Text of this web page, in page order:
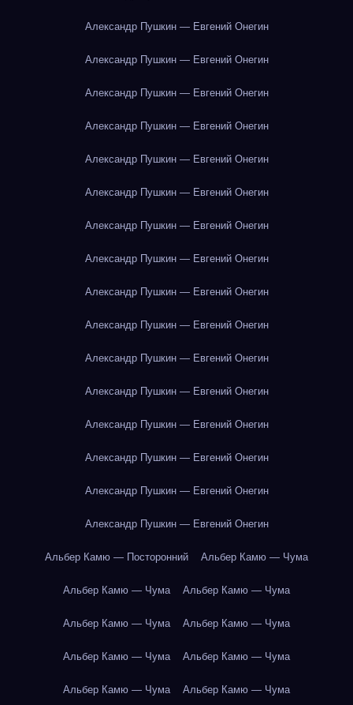
Александр Пушкин — Евгений Онегин
Александр Пушкин — Евгений Онегин
Александр Пушкин — Евгений Онегин
Александр Пушкин — Евгений Онегин
Александр Пушкин — Евгений Онегин
Александр Пушкин — Евгений Онегин
Александр Пушкин — Евгений Онегин
Александр Пушкин — Евгений Онегин
Александр Пушкин — Евгений Онегин
Александр Пушкин — Евгений Онегин
Александр Пушкин — Евгений Онегин
Александр Пушкин — Евгений Онегин
Александр Пушкин — Евгений Онегин
Александр Пушкин — Евгений Онегин
Александр Пушкин — Евгений Онегин
Александр Пушкин — Евгений Онегин
Альбер Камю — Посторонний Альбер Камю — Чума
Альбер Камю — Чума Альбер Камю — Чума
Альбер Камю — Чума Альбер Камю — Чума
Альбер Камю — Чума Альбер Камю — Чума
Альбер Камю — Чума Альбер Камю — Чума